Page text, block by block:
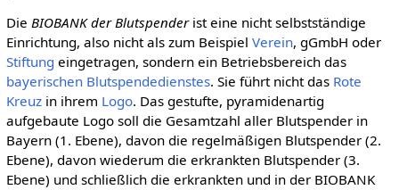
Die BIOBANK der Blutspenderist eine nicht selbstständige
Einrichtung, also nicht als zum Beispiel Verein, gGmbH oder
Stiftung eingetragen, sondern ein Betriebsbereich das
bayerischen Blutspendedienstes. Sie führt nicht das Rote
Kreuzin ihrem Logo. Das gestufte, pyramidenartig
aufgebaute Logo soll die Gesamtzahl aller Blutspender in
Bayern (1. Ebene), davon die regelmäßigen Blutspender (2.
Ebene), davon wiederum die erkrankten Blutspender (3.
Ebene) und schließlich die erkrankten und in der BIOBANK